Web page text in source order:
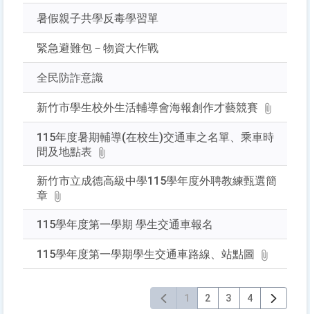
下
Enter
查
暑假親子共學反毒學習單
緊急避難包－物資大作戰
全民防詐意識
新竹市學生校外生活輔導會海報創作才藝競賽
115年度暑期輔導(在校生)交通車之名單、乘車時
間及地點表
新竹市立成德高級中學115學年度外聘教練甄選簡
章
115學年度第一學期 學生交通車報名
115學年度第一學期學生交通車路線、站點圖
1 2 3 4